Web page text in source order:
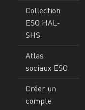
Collection
ESO HAL-
SHS
Atlas
sociaux ESO
Créer un
compte